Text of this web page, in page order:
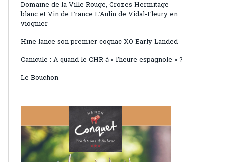
Domaine de la Ville Rouge, Crozes Hermitage
blanc et Vin de France L’Aulin de Vidal-Fleury en
viognier
Hine lance son premier cognac XO Early Landed
Canicule : A quand le CHR à « l’heure espagnole » ?
Le Bouchon